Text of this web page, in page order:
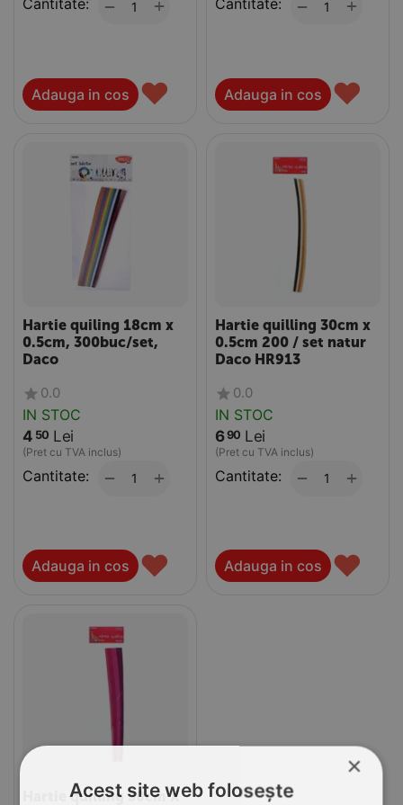
Cantitate: +
−
Adauga in cos ♥
Cantitate: +
−
Adauga in cos ♥
Hartie quiling 18cm x
0.5cm, 300buc/set,
Daco
0.0
IN STOC
4 50 Lei
(Pret cu TVA inclus)
Cantitate: +
−
Adauga in cos ♥
Hartie quilling 30cm x
0.5cm 200 / set natur
Daco HR913
0.0
IN STOC
690 Lei
(Pret cu TVA inclus)
Cantitate: +
−
Adauga in cos ♥
Hartie quilling 30cm X
×
Acest site web folosește